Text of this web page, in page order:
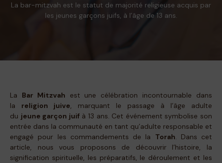
La bar-mitzvah est le statut de majorité religieuse acquis par
les jeunes garçons juifs, à l’âge de 13 ans.
La Bar Mitzvah est une célébration incontournable dans
la religion juive, marquant le passage à l’âge adulte
du jeune garçon juifà 13 ans. Cet événement symbolise son
entrée dans la communauté en tant qu’adulte responsable et
engagé pour les commandements de la Torah. Dans cet
article, nous vous proposons de découvrir l’histoire, la
signification spirituelle, les préparatifs, le déroulement et les